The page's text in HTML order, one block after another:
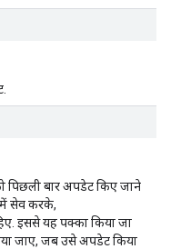
पिछली बार अपडेट किए जाने
में सेव करके,
इससे यह पक्का किया जा
जाए, जब उसे अपडेट किया